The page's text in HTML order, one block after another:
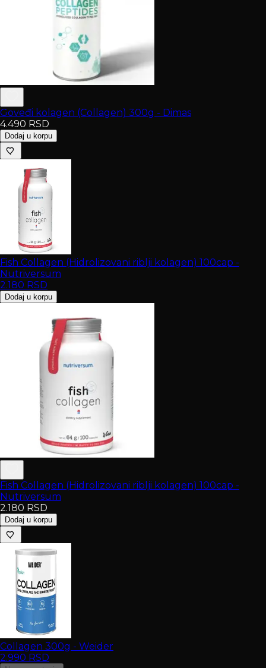
Goveđi kolagen (Collagen) 300g - Dimas
4.490 RSD
Dodaj u korpu
Fish Collagen (Hidrolizovani riblji kolagen) 100cap -
Nutriversum
2.180 RSD
Dodaj u korpu
Fish Collagen (Hidrolizovani riblji kolagen) 100cap -
Nutriversum
2.180 RSD
Dodaj u korpu
Collagen 300g - Weider
2.990 RSD